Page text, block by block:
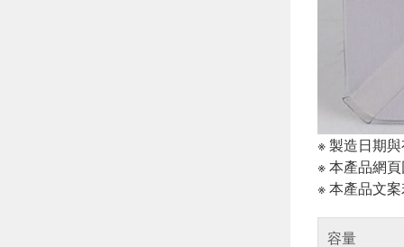
※ 製造日期
※ 本產品網
※ 本產品文
容量